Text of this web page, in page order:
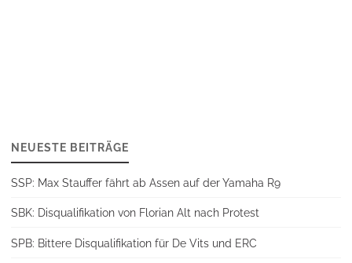
NEUESTE BEITRÄGE
SSP: Max Stauffer fährt ab Assen auf der Yamaha R9
SBK: Disqualifikation von Florian Alt nach Protest
SPB: Bittere Disqualifikation für De Vits und ERC